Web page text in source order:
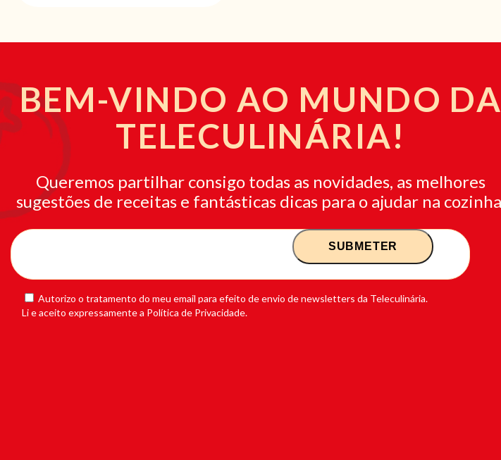
BEM-VINDO AO MUNDO DA
TELECULINÁRIA!
Queremos partilhar consigo todas as novidades, as melhores
sugestões de receitas e fantásticas dicas para o ajudar na
Autorizo o tratamento do meu email para efeito de envio de newsletters da Teleculinária.
Li e aceito expressamente a Política de Privacidade.